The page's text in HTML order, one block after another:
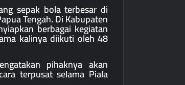
sepak bola terbesar di
Tengah. Di Kabupaten
berbagai kegiatan
kalinya diikuti oleh 48
pihaknya akan
terpusat selama Piala